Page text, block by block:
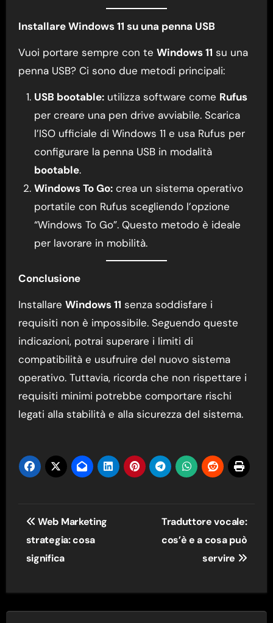
Installare Windows 11 su una penna USB
Vuoi portare sempre con te Windows 11 su una
penna USB? Ci sono due metodi principali:
USB bootable:utilizza software come Rufus
per creare una pen drive avviabile. Scarica
l’ISO ufficiale di Windows 11 e usa Rufus per
configurare la penna USB in modalità
bootable.
Windows To Go:crea un sistema operativo
portatile con Rufus scegliendo l’opzione
“Windows To Go”. Questo metodo è ideale
per lavorare in mobilità.
Conclusione
Installare Windows 11 senza soddisfare i
requisiti non è impossibile. Seguendo queste
indicazioni, potrai superare i limiti di
compatibilità e usufruire del nuovo sistema
operativo. Tuttavia, ricorda che non rispettare i
requisiti minimi potrebbe comportare rischi
legati alla stabilità e alla sicurezza del sistema.
Navigazione
articoli
Web Marketing
strategia: cosa
significa
Traduttore vocale:
cos’è e a cosa può
servire